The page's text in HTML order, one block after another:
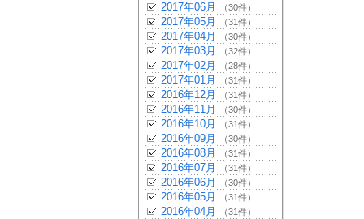
2017年06月 （30件）
2017年05月 （31件）
2017年04月 （30件）
2017年03月 （32件）
2017年02月 （28件）
2017年01月 （31件）
2016年12月 （31件）
2016年11月 （30件）
2016年10月 （31件）
2016年09月 （30件）
2016年08月 （31件）
2016年07月 （31件）
2016年06月 （30件）
2016年05月 （31件）
2016年04月 （31件）